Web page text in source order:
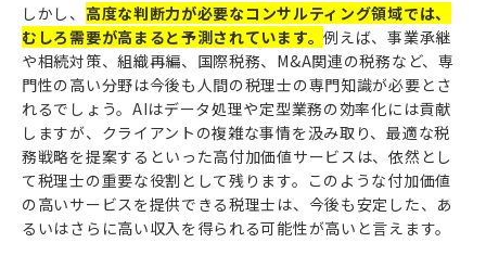
しかし、 高度な判断力が必要なコンサルティング領域では、
むしろ需要が高まると予測されています。例えば、事業承継
や相続対策、組織再編、国際税務、M&A関連の税務など、専
門性の高い分野は今後も人間の税理士の専門知識が必要とさ
れるでしょう。AIはデータ処理や定型業務の効率化には貢献
しますが、クライアントの複雑な事情を汲み取り、最適な税
務戦略を提案するといった高付加価値サービスは、依然とし
て税理士の重要な役割として残ります。このような付加価値
の高いサービスを提供できる税理士は、今後も安定した、あ
るいはさらに高い収入を得られる可能性が高いと言えます。